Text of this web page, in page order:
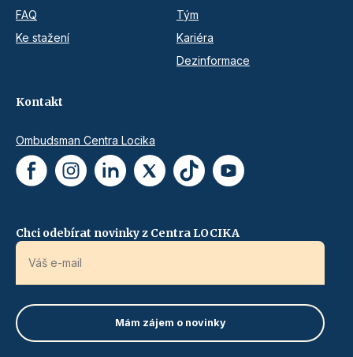
FAQ
Ke stažení
Tým
Kariéra
Dezinformace
Kontakt
Ombudsman Centra Locika
Chci odebírat novinky z Centra LOCIKA